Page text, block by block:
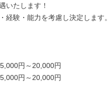
いたします！
経験・能力を考慮し決定します。
円～20,000円
円～20,000円